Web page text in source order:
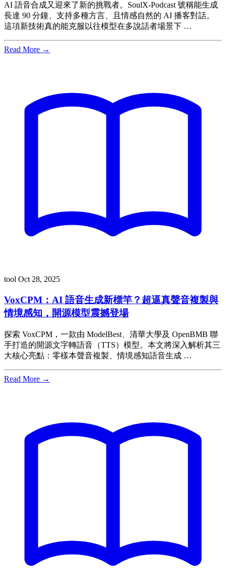
AI 語音合成又迎來了新的挑戰者。SoulX-Podcast 號稱能生成
長達 90 分鐘、支持多種方言、且情感自然的 AI 播客對話。
這項新技術真的能克服以往模型在多說話者場景下 …
Read More →
tool Oct 28, 2025
VoxCPM：AI 語音生成新標竿？超逼真聲音複製與
情境感知，開源模型震撼登場
探索 VoxCPM，一款由 ModelBest、清華大學及 OpenBMB 聯
手打造的開源文字轉語音（TTS）模型。本文將深入解析其三
大核心亮點：零樣本聲音複製、情境感知語音生成 …
Read More →